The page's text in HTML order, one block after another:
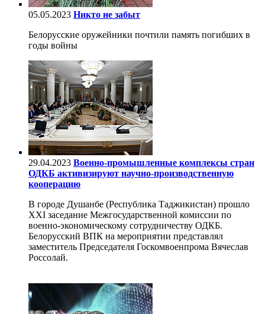
05.05.2023 Никто не забыт
Белорусские оружейники почтили память погибших в
годы войны
29.04.2023 Военно-промышленные комплексы стран
ОДКБ активизируют научно-производственную
кооперацию
В городе Душанбе (Республика Таджикистан) прошло
XXI заседание Межгосударственной комиссии по
военно-экономическому сотрудничеству ОДКБ.
Белорусский ВПК на мероприятии представлял
заместитель Председателя Госкомвоенпрома Вячеслав
Россолай.